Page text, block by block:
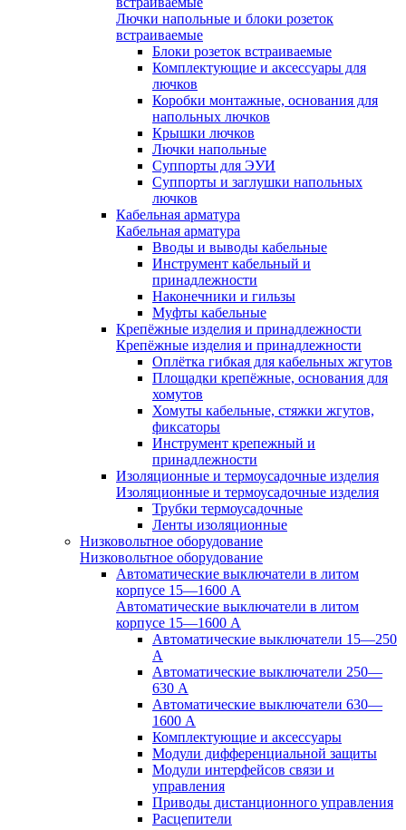
Лючки напольные и блоки розеток
встраиваемые
Блоки розеток встраиваемые
Комплектующие и аксессуары для
лючков
Коробки монтажные, основания для
напольных лючков
Крышки лючков
Лючки напольные
Суппорты для ЭУИ
Суппорты и заглушки напольных
лючков
Кабельная арматура
Кабельная арматура
Вводы и выводы кабельные
Инструмент кабельный и
принадлежности
Наконечники и гильзы
Муфты кабельные
Крепёжные изделия и принадлежности
Крепёжные изделия и принадлежности
Оплётка гибкая для кабельных жгутов
Площадки крепёжные, основания для
хомутов
Хомуты кабельные, стяжки жгутов,
фиксаторы
Инструмент крепежный и
принадлежности
Изоляционные и термоусадочные изделия
Изоляционные и термоусадочные изделия
Трубки термоусадочные
Ленты изоляционные
Низковольтное оборудование
Низковольтное оборудование
Автоматические выключатели в литом
корпусе 15—1600 А
Автоматические выключатели в литом
корпусе 15—1600 А
Автоматические выключатели 15—250
А
Автоматические выключатели 250—
630 А
Автоматические выключатели 630—
1600 А
Комплектующие и аксессуары
Модули дифференциальной защиты
Модули интерфейсов связи и
управления
Приводы дистанционного управления
Расцепители